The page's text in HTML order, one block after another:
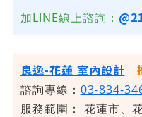
加LINE線上諮詢：
良逸-花蓮 室內設計
諮詢專線： 03-834-
服務範圍： 花蓮市、